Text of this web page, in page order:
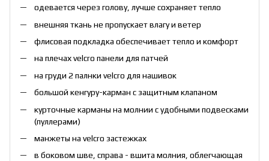
одевается через голову, лучше сохраняет тепло
внешняя ткань не пропускает влагу и ветер
флисовая подкладка обеспечивает тепло и комфорт
на плечах velcro панели для патчей
на груди 2 палнки velcro для нашивок
большой кенгуру-карман с защитным клапаном
курточные карманы на молнии с удобными подвесками
(пуллерами)
манжеты на velcro застежках
в боковом шве, справа - вшита молния, облегчающая